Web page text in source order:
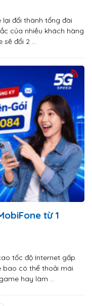
lại đổi thành tổng đài
của nhiều khách hàng
sẽ đổi 2 …
từ 1
tốc độ Internet gấp
bao có thể thoải mái
hay làm …